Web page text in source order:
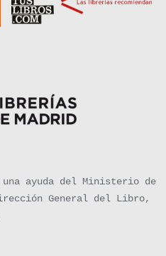
ayuda del Ministerio de
General del Libro,